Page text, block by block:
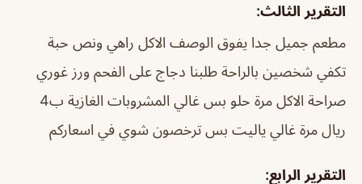
التقرير الثالث:
مطعم جميل جدا يفوق الوصف الاكل راهي ونص حبة
تكفي شخصين بالراحة طلبنا دجاج على الفحم ورز غوري
صراحة الاكل مرة حلو بس غالي المشروبات الغازية ب4
ريال مرة غالي ياليت بس ترخصون شوي في اسعاركم
التقرير الرابع: